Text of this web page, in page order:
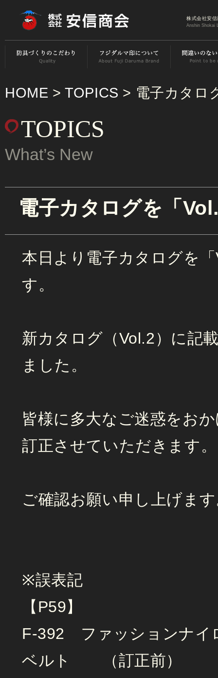
株式会社安
Anshin Shokai
HOME >TOPICS > 電子カタロ
TOPICS
What’s New
電子カタログを「
本日より電子カタログを
す。
新カタログ（Vol.2）に記
ました。
皆様に多大なご迷惑をお
訂正させていただきます。
ご確認お願い申し上げま
※誤表記
【P59】
F-392 ファッションナイ
ベルト （訂正前）